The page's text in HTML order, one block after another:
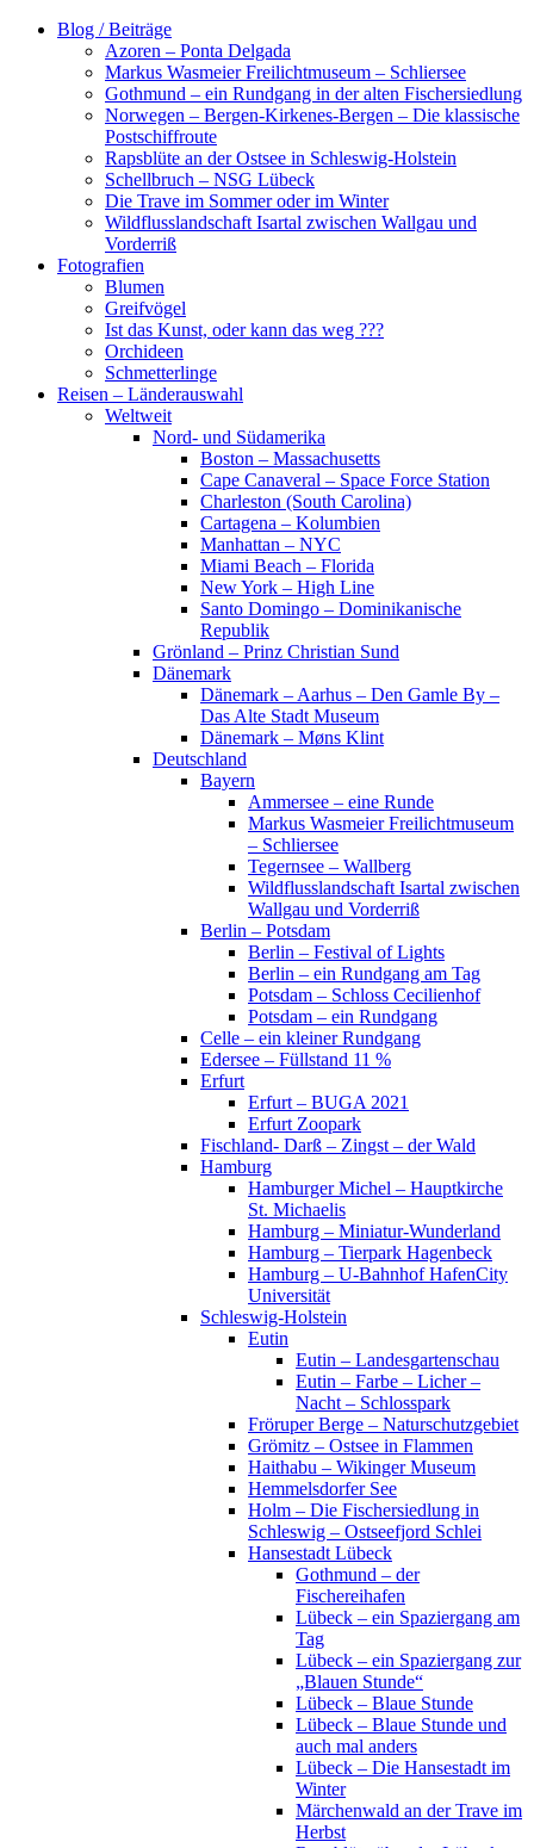
Zum
Blog / Beiträge
Azoren – Ponta Delgada
Markus Wasmeier Freilichtmuseum – Schliersee
Gothmund – ein Rundgang in der alten Fischersiedlung
Norwegen – Bergen-Kirkenes-Bergen – Die klassische
Postschiffroute
Rapsblüte an der Ostsee in Schleswig-Holstein
Schellbruch – NSG Lübeck
Die Trave im Sommer oder im Winter
Wildflusslandschaft Isartal zwischen Wallgau und
Vorderriß
Fotografien
Blumen
Greifvögel
Ist das Kunst, oder kann das weg ???
Orchideen
Schmetterlinge
Reisen – Länderauswahl
Weltweit
Nord- und Südamerika
Boston – Massachusetts
Cape Canaveral – Space Force Station
Charleston (South Carolina)
Cartagena – Kolumbien
Manhattan – NYC
Miami Beach – Florida
New York – High Line
Santo Domingo – Dominikanische
Republik
Grönland – Prinz Christian Sund
Dänemark
Dänemark – Aarhus – Den Gamle By –
Das Alte Stadt Museum
Dänemark – Møns Klint
Deutschland
Bayern
Ammersee – eine Runde
Markus Wasmeier Freilichtmuseum
– Schliersee
Tegernsee – Wallberg
Wildflusslandschaft Isartal zwischen
Wallgau und Vorderriß
Berlin – Potsdam
Berlin – Festival of Lights
Berlin – ein Rundgang am Tag
Potsdam – Schloss Cecilienhof
Potsdam – ein Rundgang
Celle – ein kleiner Rundgang
Edersee – Füllstand 11 %
Erfurt
Erfurt – BUGA 2021
Erfurt Zoopark
Fischland- Darß – Zingst – der Wald
Hamburg
Hamburger Michel – Hauptkirche
St. Michaelis
Hamburg – Miniatur-Wunderland
Hamburg – Tierpark Hagenbeck
Hamburg – U-Bahnhof HafenCity
Universität
Schleswig-Holstein
Eutin
Eutin – Landesgartenschau
Eutin – Farbe – Licher –
Nacht – Schlosspark
Fröruper Berge – Naturschutzgebiet
Grömitz – Ostsee in Flammen
Haithabu – Wikinger Museum
Hemmelsdorfer See
Holm – Die Fischersiedlung in
Schleswig – Ostseefjord Schlei
Hansestadt Lübeck
Gothmund – der
Fischereihafen
Lübeck – ein Spaziergang am
Tag
Lübeck – ein Spaziergang zur
„Blauen Stunde“
Lübeck – Blaue Stunde
Lübeck – Blaue Stunde und
auch mal anders
Lübeck – Die Hansestadt im
Winter
Märchenwald an der Trave im
Herbst